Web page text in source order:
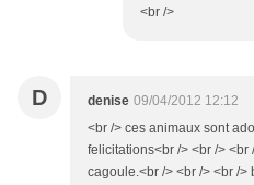
<br />
D denise 09/04/2012 12:12
<br /> ces animaux sont
felicitations<br /> <br />
cagoule.<br /> <br /> <br /